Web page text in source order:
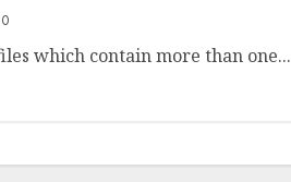
0
which contain more than one...